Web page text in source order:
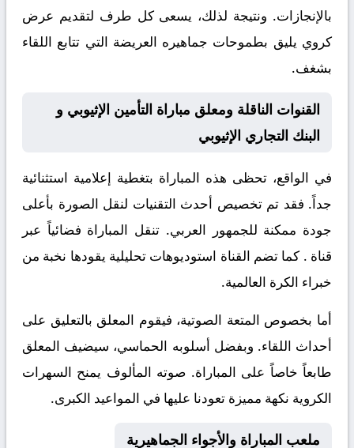
بالإنجازات. ونتيجة لذلك، يسعى كل طرف لتقديم عرض
كروي يليق بطموحات جماهيره العريضة التي تتابع اللقاء
بشغف.
القنوات الناقلة ومعلق مباراة التأمين الإثيوبي و
البنك التجاري الإثيوبي
في الواقع، تحظى هذه المباراة بتغطية إعلامية استثنائية
جداً. فقد تم تخصيص أحدث التقنيات لنقل الصورة بأعلى
جودة ممكنة للجمهور العربي. تنقل المباراة فضائياً عبر
قناة . كما تضم القناة استوديوهات تحليلية يقودها نخبة من
خبراء الكرة العالمية.
أما بخصوص المتعة الصوتية، فيقوم المعلق بالتعليق على
أحداث اللقاء. وبفضل أسلوبه الحماسي، سيضيف المعلق
طابعاً خاصاً على المباراة. صوته المألوف يمنح السهرات
الكروية نكهة مميزة تعودنا عليها في المواعيد الكبرى.
ملعب المباراة والأجواء الجماهيرية